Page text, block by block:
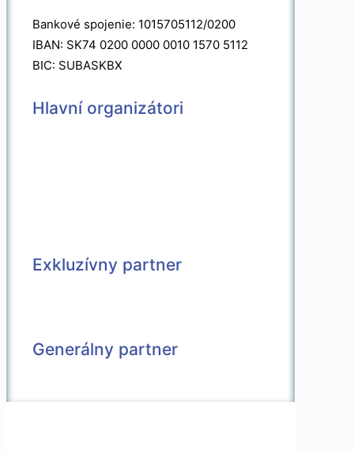
Bankové spojenie: 1015705112/0200
IBAN: SK74 0200 0000 0010 1570 5112
BIC: SUBASKBX
Hlavní organizátori
Exkluzívny partner
Generálny partner